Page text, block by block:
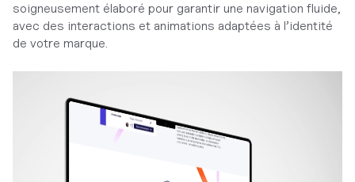
soigneusement élaboré pour garantir une navigation fluide,
avec des interactions et animations adaptées à l’identité
de votre marque.